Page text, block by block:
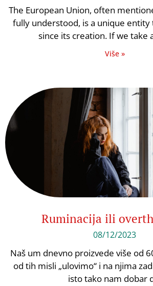
The European Union, often
fully understood, is a unique entity
since its creation. If we take
Više »
Ruminacija ili
08/12/2023
Naš um dnevno proizvede više od
od tih misli „ulovimo“ i na njima
isto tako nam dobar